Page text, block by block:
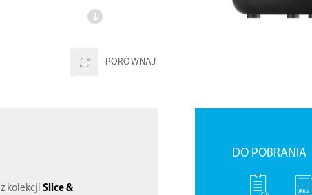
PORÓWNAJ
z kolekcjiSlice &
DO POBRANIA